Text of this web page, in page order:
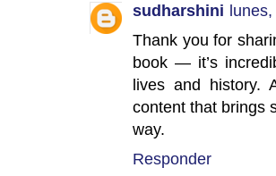
sudharshini
Thank you for
book — it’s
lives and history.
content that brings
way.
Responder